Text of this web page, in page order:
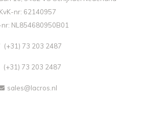
KvK-nr: 62140957
NL854680950B01
(+31) 73 203 2487
(+31) 73 203 2487
sales@lacros.nl